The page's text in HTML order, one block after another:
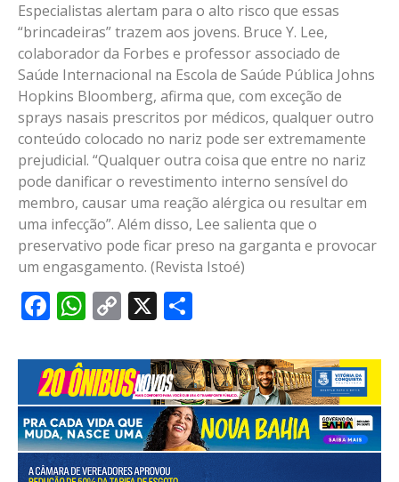
Especialistas alertam para o alto risco que essas
“brincadeiras” trazem aos jovens. Bruce Y. Lee,
colaborador da Forbes e professor associado de
Saúde Internacional na Escola de Saúde Pública Johns
Hopkins Bloomberg, afirma que, com exceção de
sprays nasais prescritos por médicos, qualquer outro
conteúdo colocado no nariz pode ser extremamente
prejudicial. “Qualquer outra coisa que entre no nariz
pode danificar o revestimento interno sensível do
membro, causar uma reação alérgica ou resultar em
uma infecção”. Além disso, Lee salienta que o
preservativo pode ficar preso na garganta e provocar
um engasgamento. (Revista Istoé)
Facebook
WhatsApp
Copy
X